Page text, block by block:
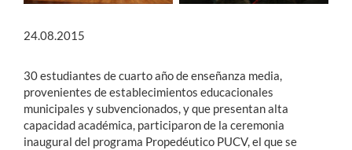
24.08.2015
30 estudiantes de cuarto año de enseñanza media,
provenientes de establecimientos educacionales
municipales y subvencionados, y que presentan alta
capacidad académica, participaron de la ceremonia
inaugural del programa Propedéutico PUCV, el que se